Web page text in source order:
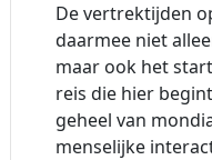
De vertrektijden
daarmee niet
maar ook het
reis die hier
geheel van
menselijke